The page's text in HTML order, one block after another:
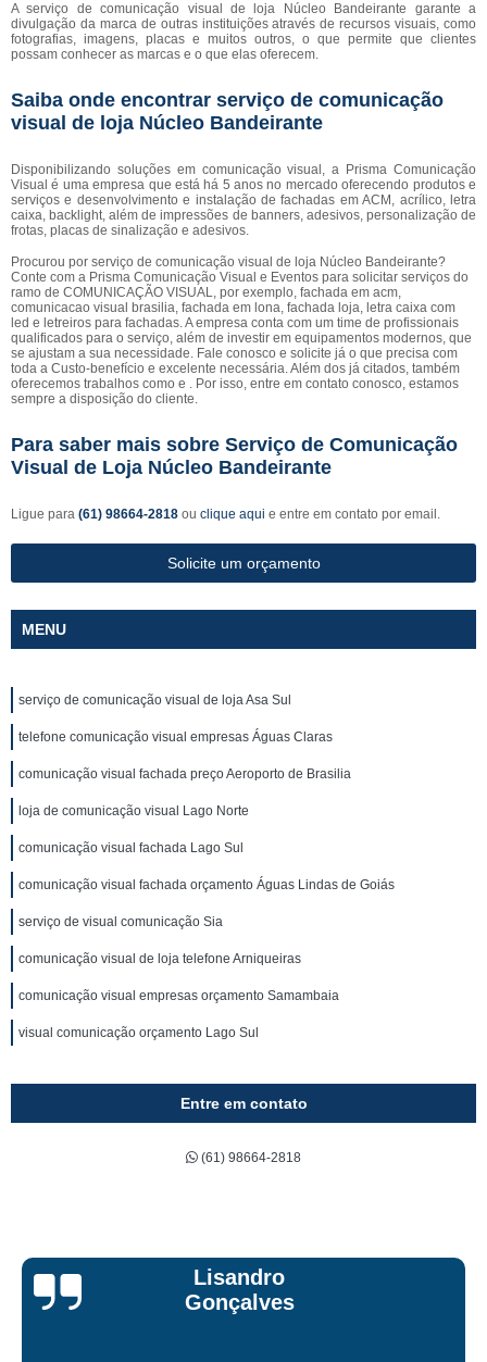
A serviço de comunicação visual de loja Núcleo Bandeirante garante a
divulgação da marca de outras instituições através de recursos visuais, como
fotografias, imagens, placas e muitos outros, o que permite que clientes
possam conhecer as marcas e o que elas oferecem.
Saiba onde encontrar serviço de comunicação
visual de loja Núcleo Bandeirante
Disponibilizando soluções em comunicação visual, a Prisma Comunicação
Visual é uma empresa que está há 5 anos no mercado oferecendo produtos e
serviços e desenvolvimento e instalação de fachadas em ACM, acrílico, letra
caixa, backlight, além de impressões de banners, adesivos, personalização de
frotas, placas de sinalização e adesivos.
Procurou por serviço de comunicação visual de loja Núcleo Bandeirante?
Conte com a Prisma Comunicação Visual e Eventos para solicitar serviços do
ramo de COMUNICAÇÃO VISUAL, por exemplo, fachada em acm,
comunicacao visual brasilia, fachada em lona, fachada loja, letra caixa com
led e letreiros para fachadas. A empresa conta com um time de profissionais
qualificados para o serviço, além de investir em equipamentos modernos, que
se ajustam a sua necessidade. Fale conosco e solicite já o que precisa com
toda a Custo-benefício e excelente necessária. Além dos já citados, também
oferecemos trabalhos como e . Por isso, entre em contato conosco, estamos
sempre a disposição do cliente.
Para saber mais sobre Serviço de Comunicação
Visual de Loja Núcleo Bandeirante
Ligue para (61) 98664-2818 ou clique aqui e entre em contato por email.
Solicite um orçamento
MENU
serviço de comunicação visual de loja Asa Sul
telefone comunicação visual empresas Águas Claras
comunicação visual fachada preço Aeroporto de Brasilia
loja de comunicação visual Lago Norte
comunicação visual fachada Lago Sul
comunicação visual fachada orçamento Águas Lindas de Goiás
serviço de visual comunicação Sia
comunicação visual de loja telefone Arniqueiras
comunicação visual empresas orçamento Samambaia
visual comunicação orçamento Lago Sul
Entre em contato
(61) 98664-2818
Bruna Eduarda